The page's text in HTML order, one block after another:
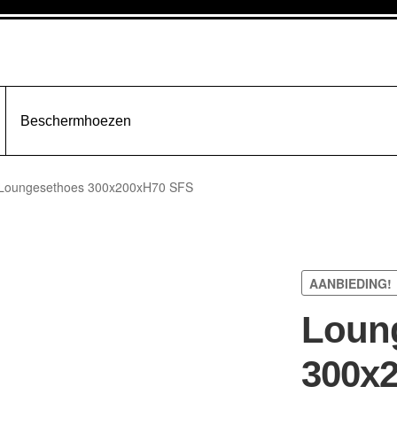
Beschermhoezen
300x200xH70 SFS
AANBIEDING!